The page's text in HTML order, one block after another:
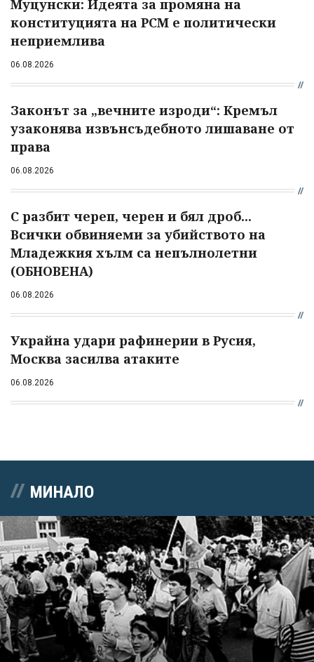
Муцунски: Идеята за промяна на
конституцията на РСМ е политически
неприемлива
06.08.2026
Законът за „вечните изроди“: Кремъл
узаконява извънсъдебното лишаване от
права
06.08.2026
С разбит череп, черен и бял дроб...
Всички обвиняеми за убийството на
Младежкия хълм са непълнолетни
(ОБНОВЕНА)
06.08.2026
Украйна удари рафинерии в Русия,
Москва засилва атаките
06.08.2026
МИНАЛО